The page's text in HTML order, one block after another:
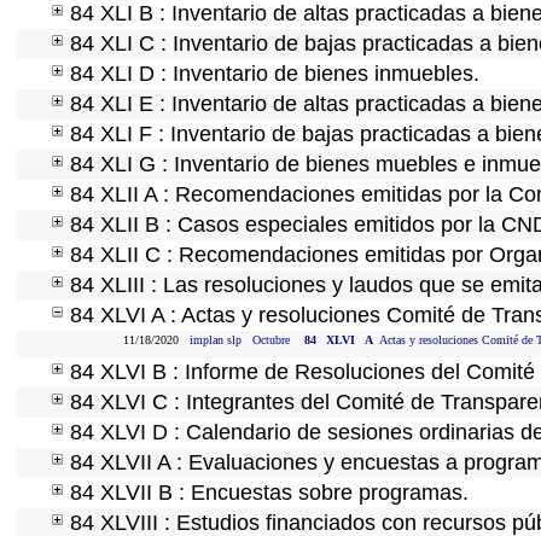
84 XLI B : Inventario de altas practicadas a
84 XLI C : Inventario de bajas practicadas a
84 XLI D : Inventario de bienes inmuebles.
84 XLI E : Inventario de altas practicadas a
84 XLI F : Inventario de bajas practicadas a
84 XLI G : Inventario de bienes muebles e
84 XLII A : Recomendaciones emitidas por la
84 XLII B : Casos especiales emitidos por la
84 XLII C : Recomendaciones emitidas por
84 XLIII : Las resoluciones y laudos que se
84 XLVI A : Actas y resoluciones Comité de
11/18/2020 implan slp Octubre 84 XLVI A Actas y resoluciones Comité de
84 XLVI B : Informe de Resoluciones del
84 XLVI C : Integrantes del Comité de
84 XLVI D : Calendario de sesiones ordinarias
84 XLVII A : Evaluaciones y encuestas a
84 XLVII B : Encuestas sobre programas.
84 XLVIII : Estudios financiados con recursos